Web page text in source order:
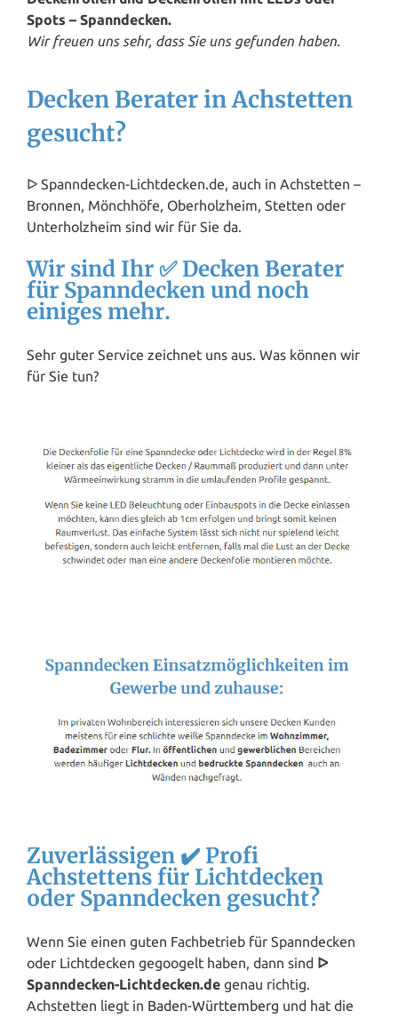
Spots – Spanndecken.
Wir freuen uns sehr, dass Sie uns gefunden haben.
Decken Berater in Achstetten
gesucht?
ᐅ Spanndecken-Lichtdecken.de, auch in Achstetten –
Bronnen, Mönchhöfe, Oberholzheim, Stetten oder
Unterholzheim sind wir für Sie da.
Wir sind Ihr ✅ Decken Berater
für Spanndecken und noch
einiges mehr.
Sehr guter Service zeichnet uns aus. Was können wir
für Sie tun?
Zuverlässigen ✔️ Profi
Achstettens für Lichtdecken
oder Spanndecken gesucht?
Wenn Sie einen guten Fachbetrieb für Spanndecken
oder Lichtdecken gegoogelt haben, dann sind ᐅ
Spanndecken-Lichtdecken.de genau richtig.
Achstetten liegt in Baden-Württemberg und hat die